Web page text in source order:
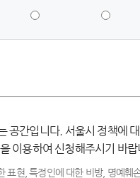
공간입니다. 서울시 정책에
을 이용하여 신청해주시기 바랍
표현, 특정인에 대한 비방, 명예훼